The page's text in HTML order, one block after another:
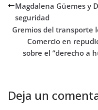
Magdalena Güemes y
seguridad
Gremios del transporte
Comercio en
sobre el “derecho a
Deja un